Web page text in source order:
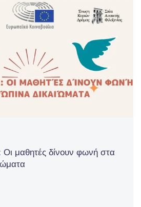
Οι μαθητές δίνουν φωνή στα